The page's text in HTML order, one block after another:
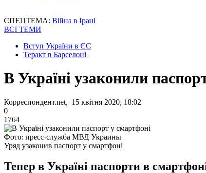
СПЕЦТЕМА: Війна в Ірані
ВСІ ТЕМИ
Вступ України в ЄС
Теракт в Барселоні
В Україні узаконили
Корреспондент.net, 15 квітня 2020, 18:02
0
1764
Фото: пресс-служба МВД Украины
Уряд узаконив паспорт у смартфоні
Тепер в Україні паспорти в